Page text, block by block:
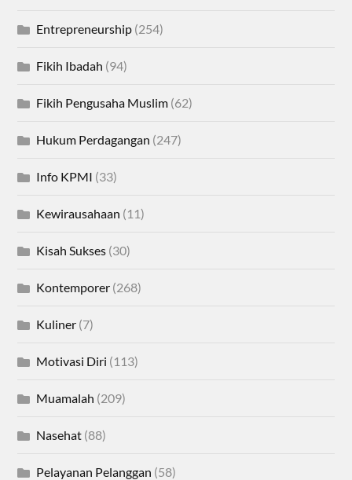
Entrepreneurship (254)
Fikih Ibadah (94)
Fikih Pengusaha Muslim (62)
Hukum Perdagangan (247)
Info KPMI (33)
Kewirausahaan (11)
Kisah Sukses (30)
Kontemporer (268)
Kuliner (7)
Motivasi Diri (113)
Muamalah (209)
Nasehat (88)
Pelayanan Pelanggan (58)